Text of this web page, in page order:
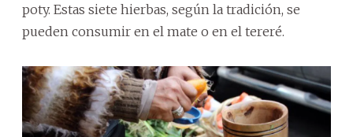
poty. Estas siete hierbas, según la tradición, se
pueden consumir en el mate o en el tereré.